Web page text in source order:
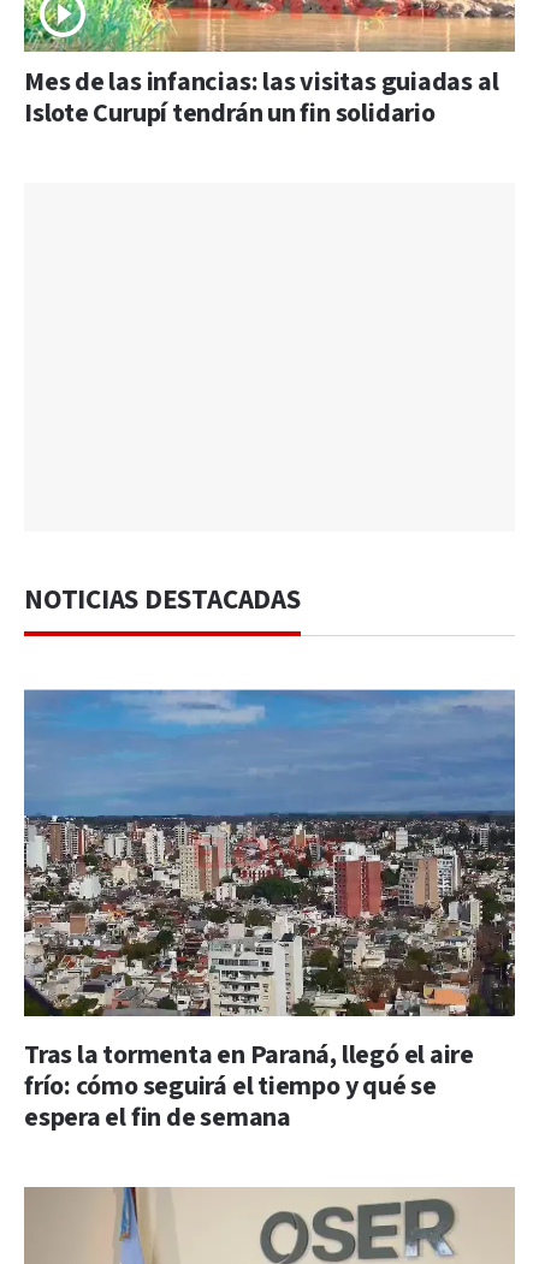
Mes de las infancias: las visitas guiadas al
Islote Curupí tendrán un fin solidario
NOTICIAS DESTACADAS
Tras la tormenta en Paraná, llegó el aire
frío: cómo seguirá el tiempo y qué se
espera el fin de semana